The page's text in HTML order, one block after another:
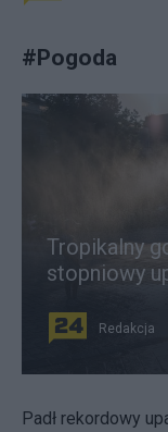
#Pogoda
Tropikalny
stopniowy
Redakcja
Padł rekordowy